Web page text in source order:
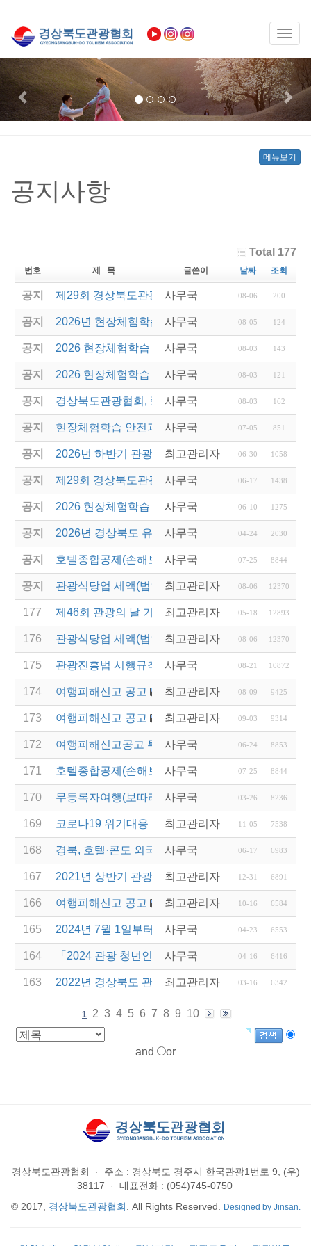
Previous
메뉴보기
공지사항
Total 177
번호 제 목 글쓴이 날짜 조회
공지 제29회 경상북도관광기념품공모전 결과발표
사무국 08-06 200
공지 2026년 현장체험학습 안전과정(신규.재강습) 교육
사무국 08-05 124
공지 2026 현장체험학습 안전과정 교육(신규. 재강습)
사무국 08-03 143
공지 2026 현장체험학습 안전과정(신규. 재강습) 교육 성
사무국 08-03 121
공지 경상북도관광협회, 중국 단동 해외여행상품 개발 팸
사무국 08-03 162
공지 현장체험학습 안전과정(신규/재강습) 안내
사무국 07-05 851
공지 2026년 하반기 관광진흥개발기금 융자 시행 안내
최고관리자 06-30 1058
공지 제29회 경상북도관광기념품공모전 개최
사무국 06-17 1438
공지 2026 현장체험학습 안전과정(신규.재강습)
사무국 06-10 1275
공지 2026년 경상북도 유니크베뉴를 활용한 MICE행사
사무국 04-24 2030
공지 호텔종합공제(손해보험) 서비스 안내
사무국 07-25 8844
공지 관광식당업 세액(법인세 및 소득세)감면 제도 안내
최고관리자 08-06 12370
177 제46회 관광의 날 기념 2019 관광진흥유공자 정부
최고관리자 05-18 12893
176 관광식당업 세액(법인세 및 소득세)감면 제도 안내
최고관리자 08-06 12370
175 관광진흥법 시행규칙 일부 개정 안내
사무국 08-21 10872
174 여행피해신고 공고 최고관리자 08-09 9425
173 여행피해신고 공고 최고관리자 09-03 9314
172 여행피해신고공고 투어코리아365(대표:피재관) (국
사무국 06-24 8853
171 호텔종합공제(손해보험) 서비스 안내
사무국 07-25 8844
170 무등록자여행(보따리) 알선행위 근절 위한 관계 기
사무국 03-26 8236
169 코로나19 위기대응 관광업계 건의문 제출(2020년
최고관리자 11-05 7538
168 경북, 호텔·콘도 외국인력 합법 고용 허용…관광업
사무국 06-17 6983
167 2021년 상반기 관광진흥개발기금 융자 시행 안내
최고관리자 12-31 6891
166 여행피해신고 공고 최고관리자 10-16 6584
165 2024년 7월 1일부터 출국납부금 인하
사무국 04-23 6553
164 「2024 관광 청년인턴제 지원 사업」 참여 사업체
사무국 04-16 6416
163 2022년 경상북도 관광진흥기금 지원 계획 공고(보
최고관리자 03-16 6342
1 2 3 4 5 6 7 8 9 10
and or
경상북도관광협회 ·
주소 : 경상북도 경주시 한국관광1번로 9, (우)
38117
·
대표전화 : (054)745-0750
© 2017, 경상북도관광협회 . All Rights Reserved. Designed by Jinsan.